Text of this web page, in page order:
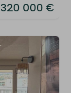
320 000 €